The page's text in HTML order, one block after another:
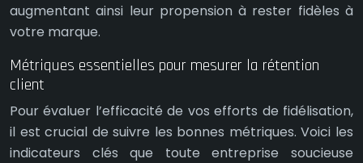
augmentant ainsi leur propension à rester fidèles à
votre marque.
Métriques essentielles pour mesurer la rétention
client
Pour évaluer l’efficacité de vos efforts de fidélisation,
il est crucial de suivre les bonnes métriques. Voici les
indicateurs clés que toute entreprise soucieuse